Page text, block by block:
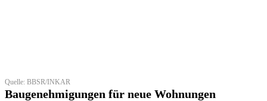
Quelle: BBSR/INKAR
Baugenehmigungen für neue Wohnungen